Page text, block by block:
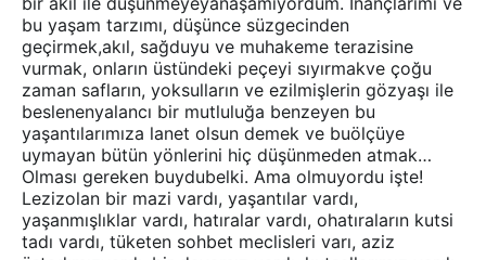
bu yaşam tarzımı, düşünce süzgecinden
geçirmek,akıl, sağduyu ve muhakeme terazisine
vurmak, onların üstündeki peçeyi sıyırmakve çoğu
zaman safların, yoksulların ve ezilmişlerin gözyaşı ile
beslenenyalancı bir mutluluğa benzeyen bu
yaşantılarımıza lanet olsun demek ve buölçüye
uymayan bütün yönlerini hiç düşünmeden atmak…
Olması gereken buydubelki. Ama olmuyordu işte!
Lezizolan bir mazi vardı, yaşantılar vardı,
yaşanmışlıklar vardı, hatıralar vardı, ohatıraların kutsi
tadı vardı, tüketen sohbet meclisleri varı, aziz